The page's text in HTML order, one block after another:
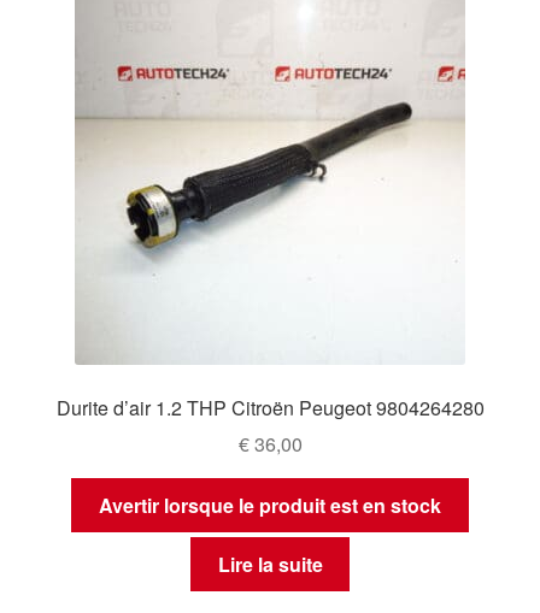
Durite d’air 1.2 THP Citroën Peugeot 9804264280
€36,00
Avertir lorsque le produit est en stock
Lire la suite